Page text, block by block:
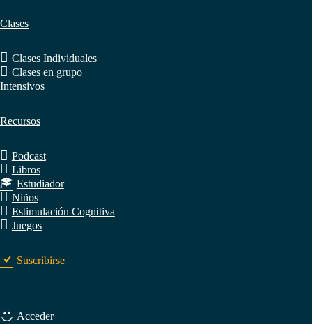
Clases
Clases Individuales
Clases en grupo
Intensivos
Recursos
Podcast
Libros
Estudiador
Niños
Estimulación Cognitiva
Juegos
Suscribirse
Acceder